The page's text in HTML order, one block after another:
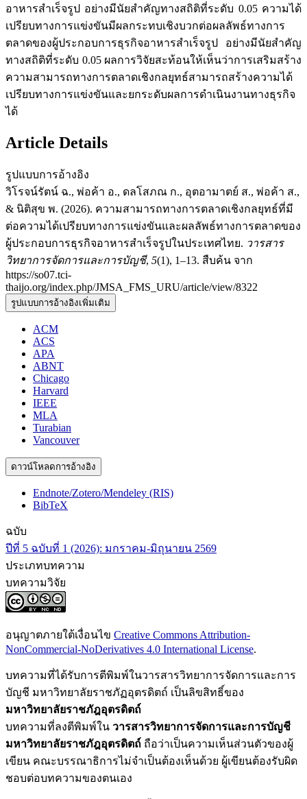
อาหารสำเร็จรูป อย่างมีนัยสำคัญทางสถิติที่ระดับ 0.05 ความได้
เปรียบทางการแข่งขันมีผลกระทบเชิงบวกต่อผลลัพธ์ทางการ
ตลาดของผู้ประกอบการธุรกิจอาหารสำเร็จรูป อย่างมีนัยสำคัญ
ทางสถิติที่ระดับ 0.05 ผลการวิจัยสะท้อนให้เห็นว่าการเสริมสร้าง
ความสามารถทางการตลาดเชิงกลยุทธ์สามารถสร้างความได้
เปรียบทางการแข่งขันและยกระดับผลการดำเนินงานทางธุรกิจ
ได้
Article Details
รูปแบบการอ้างอิง
วิโรจน์รัตน์ ฉ., พ่อค้า อ., ดลโสภณ ก., อุตอามาตย์ ส., พ่อค้า ส.,
& นิติสุข พ. (2026). ความสามารถทางการตลาดเชิงกลยุทธ์ที่มี
ต่อความได้เปรียบทางการแข่งขันและผลลัพธ์ทางการตลาดของ
ผู้ประกอบการธุรกิจอาหารสำเร็จรูปในประเทศไทย. วารสาร
วิทยาการจัดการและการบัญชี, 5(1), 1–13. สืบค้น จาก
https://so07.tci-
thaijo.org/index.php/JMSA_FMS_URU/article/view/8322
รูปแบบการอ้างอิงเพิ่มเติม
ACM
ACS
APA
ABNT
Chicago
Harvard
IEEE
MLA
Turabian
Vancouver
ดาวน์โหลดการอ้างอิง
Endnote/Zotero/Mendeley (RIS)
BibTeX
ฉบับ
ปีที่ 5 ฉบับที่ 1 (2026): มกราคม-มิถุนายน 2569
ประเภทบทความ
บทความวิจัย
อนุญาตภายใต้เงื่อนไข Creative Commons Attribution-
NonCommercial-NoDerivatives 4.0 International License.
บทความที่ได้รับการตีพิมพ์ในวารสารวิทยาการจัดการและการ
บัญชี มหาวิทยาลัยราชภัฏอุตรดิตถ์ เป็นลิขสิทธิ์ของ
มหาวิทยาลัยราชภัฎอุตรดิตถ์
บทความที่ลงตีพิมพ์ใน วารสารวิทยาการจัดการและการบัญชี
มหาวิทยาลัยราชภัฎอุตรดิตถ์ ถือว่าเป็นความเห็นส่วนตัวของผู้
เขียน คณะบรรณาธิการไม่จำเป็นต้องเห็นด้วย ผู้เขียนต้องรับผิด
ชอบต่อบทความของตนเอง